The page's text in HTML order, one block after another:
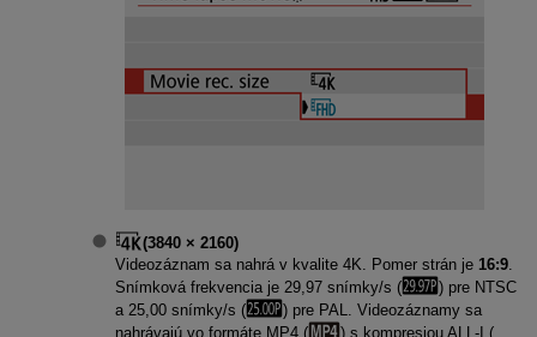
(3840 × 2160)
Videozáznam sa nahrá v kvalite 4K. Pomer strán je 16:9.
Snímková frekvencia je 29,97 snímky/s (
) pre NTSC
a 25,00 snímky/s (
) pre PAL. Videozáznamy sa
nahrávajú vo formáte MP4 (
) s kompresiou ALL-I (